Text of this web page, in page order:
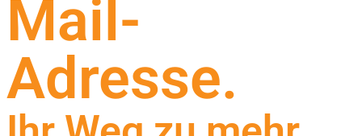
Mail-
Adresse.